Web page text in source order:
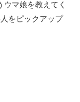
マ娘を教えてく
をピックアップ